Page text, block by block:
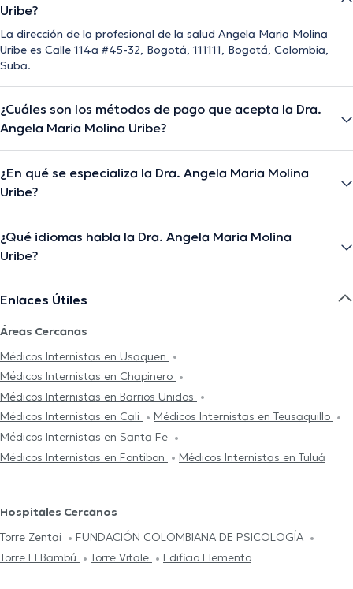
Uribe?
La dirección de la profesional de la salud Angela Maria Molina
Uribe es Calle 114a #45-32, Bogotá, 111111, Bogotá, Colombia,
Suba.
¿Cuáles son los métodos de pago que acepta la Dra.
Angela Maria Molina Uribe?
¿En qué se especializa la Dra. Angela Maria Molina
Uribe?
¿Qué idiomas habla la Dra. Angela Maria Molina
Uribe?
Enlaces Útiles
Áreas Cercanas
Médicos Internistas en Usaquen
Médicos Internistas en Chapinero
Médicos Internistas en Barrios Unidos
Médicos Internistas en Cali
Médicos Internistas en Teusaquillo
Médicos Internistas en Santa Fe
Médicos Internistas en Fontibon
Médicos Internistas en Tuluá
Hospitales Cercanos
Torre Zentai
FUNDACIÓN COLOMBIANA DE PSICOLOGÍA
Torre El Bambú
Torre Vitale Edificio Elemento